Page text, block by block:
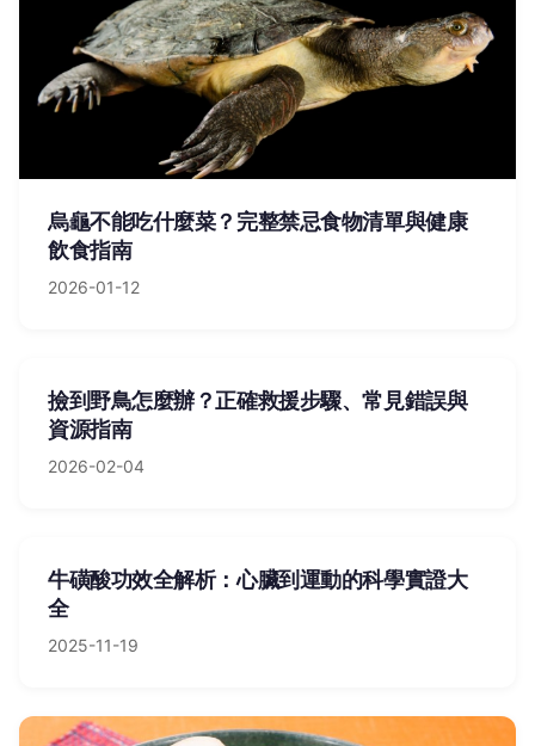
烏龜不能吃什麼菜？完整禁忌食物清單與健康
飲食指南
2026-01-12
撿到野鳥怎麼辦？正確救援步驟、常見錯誤與
資源指南
2026-02-04
牛磺酸功效全解析：心臟到運動的科學實證大
全
2025-11-19